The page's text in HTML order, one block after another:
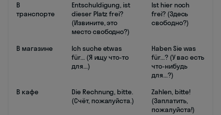
В
транспорте
Entschuldigung, ist
dieser Platz frei?
(Извините, это
место свободно?)
Ist hier noch
frei? (Здесь
свободно?)
В магазине
Ich suche etwas
für... (Я ищу что-то
для...)
Haben Sie was
für...? (У вас есть
что-нибудь
для...?)
В кафе
Die Rechnung, bitte.
(Счёт, пожалуйста.)
Zahlen, bitte!
(Заплатить,
пожалуйста!)